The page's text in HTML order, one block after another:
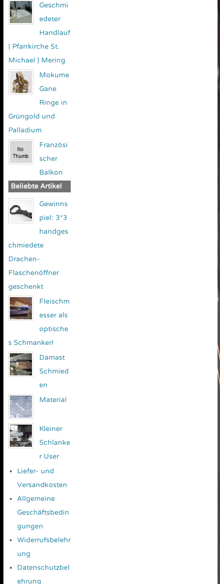
Geschmi
edeter
Handlauf
| Pfarrkirche St.
Michael | Mering
Mokume
Gane
Ringe in
Grüngold und
Palladium
Französi
scher
Balkon
Beliebte Artikel
Gewinns
piel: 3*3
handges
chmiedete
Drachen-
Flaschenöffner
geschenkt
Fleischm
esser als
optische
s Schmankerl
Damast
Schmied
en
Material
Kleiner
Schlanke
r User
Liefer- und
Versandkosten
Allgemeine
Geschäftsbedin
gungen
Widerrufsbelehr
ung
Datenschutzbel
ehrung